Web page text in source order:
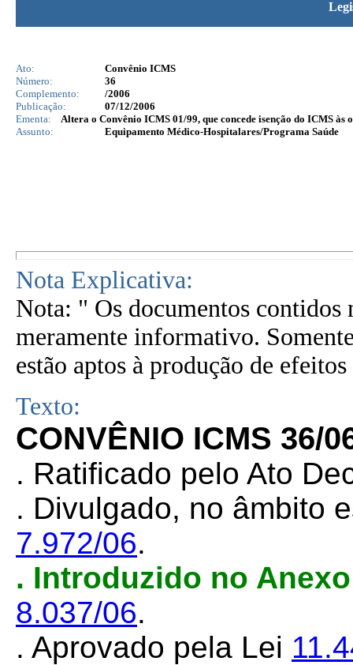
Ato:
Convênio ICMS
Número:
36
Complemento:
/2006
Publicação:
07/12/2006
Ementa:
Altera o Convênio ICMS 01/99, que concede isenção do ICMS às
Assunto:
Equipamento Médico-Hospitalares/Programa Saúde
Nota Explicativa:
Nota: " Os documentos contidos
meramente informativo.
estão aptos à produção de
Texto:
CONVÊNIO ICMS 36/
. Ratificado pelo Ato
. Divulgado, no âmbito
7.972/06.
. Introduzido no
8.037/06.
. Aprovado pela Lei